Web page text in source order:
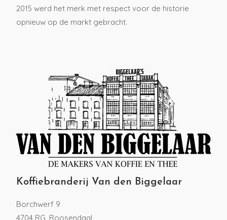
2015 werd het merk met respect voor de historie
opnieuw op de markt gebracht.
Koffiebranderij Van den Biggelaar
Borchwerf 9
4704 RG, Roosendaal